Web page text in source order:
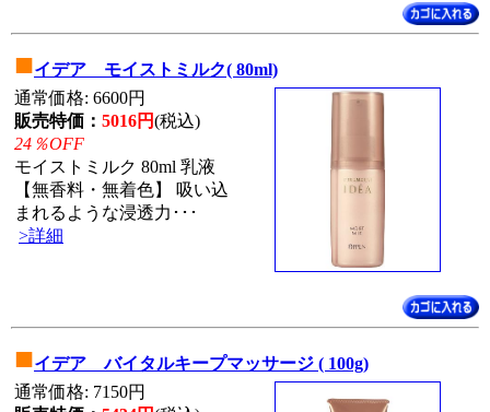
■イデア モイストミルク( 80ml)
通常価格: 6600円
販売特価： 5016円(税込)
24％OFF
モイストミルク 80ml 乳液
【無香料・無着色】 吸い込
まれるような浸透力･･･
>詳細
■イデア バイタルキープマッサージ ( 100g)
通常価格: 7150円